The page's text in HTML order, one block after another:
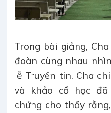
Trong bài giảng,
đoàn cùng nhau
lễ Truyền tin. Cha
và khảo cổ học
chứng cho thấy